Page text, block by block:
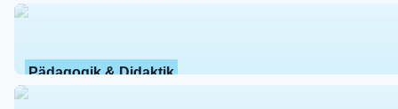
Pädagogik & Didaktik